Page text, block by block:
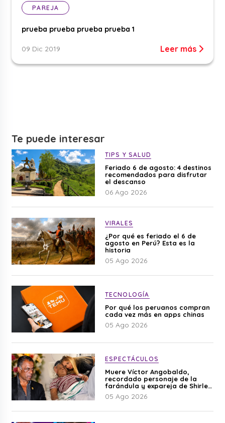
PAREJA
prueba prueba prueba prueba 1
09 Dic 2019 Leer más
Te puede interesar
TIPS Y SALUD
Feriado 6 de agosto: 4 destinos
recomendados para disfrutar
el descanso
06 Ago 2026
VIRALES
¿Por qué es feriado el 6 de
agosto en Perú? Esta es la
historia
05 Ago 2026
TECNOLOGÍA
Por qué los peruanos compran
cada vez más en apps chinas
05 Ago 2026
ESPECTÁCULOS
Muere Víctor Angobaldo,
recordado personaje de la
farándula y expareja de Shirley
Cherres
05 Ago 2026